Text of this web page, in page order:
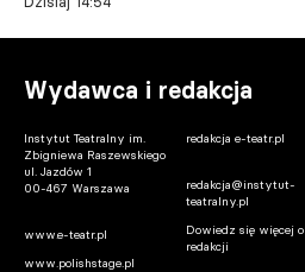
Wydawca i redakcja
Instytut Teatralny im.
Zbigniewa Raszewskiego
ul. Jazdów 1
00-467 Warszawa
www.e-teatr.pl
www.polishstage.pl
redakcja e-teatr.pl
redakcja@instytut-
teatralny.pl
Dowiedz się więcej o
redakcji